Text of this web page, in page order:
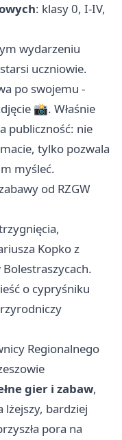
: klasy 0, I-IV,
wydarzeniu
uczniowie.
po swojemu -
📸. Właśnie
publiczność: nie
tylko pozwala
myśleć.
od RZGW
Kopko z
o cypryśniku
Regionalnego
gier i zabaw,
lżejszy, bardziej
pora na